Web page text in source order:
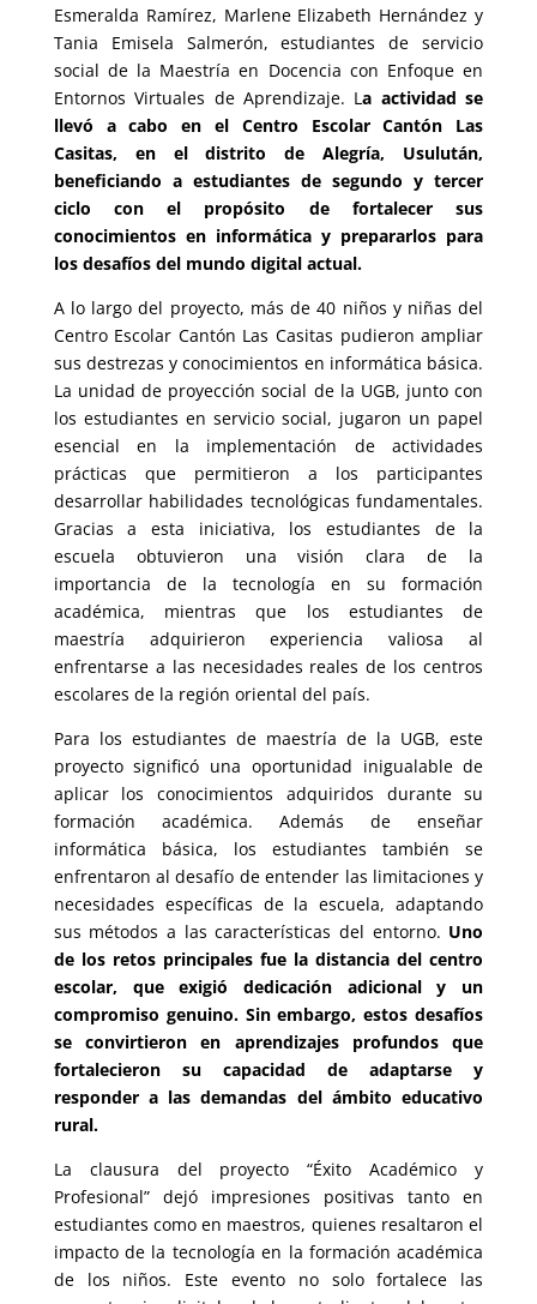
Esmeralda Ramírez, Marlene Elizabeth Hernández y
Tania Emisela Salmerón, estudiantes de servicio
social de la Maestría en Docencia con Enfoque en
Entornos Virtuales de Aprendizaje. La actividad se
llevó a cabo en el Centro Escolar Cantón Las
Casitas, en el distrito de Alegría, Usulután,
beneficiando a estudiantes de segundo y tercer
ciclo con el propósito de fortalecer sus
conocimientos en informática y prepararlos para
los desafíos del mundo digital actual.
A lo largo del proyecto, más de 40 niños y niñas del
Centro Escolar Cantón Las Casitas pudieron ampliar
sus destrezas y conocimientos en informática básica.
La unidad de proyección social de la UGB, junto con
los estudiantes en servicio social, jugaron un papel
esencial en la implementación de actividades
prácticas que permitieron a los participantes
desarrollar habilidades tecnológicas fundamentales.
Gracias a esta iniciativa, los estudiantes de la
escuela obtuvieron una visión clara de la
importancia de la tecnología en su formación
académica, mientras que los estudiantes de
maestría adquirieron experiencia valiosa al
enfrentarse a las necesidades reales de los centros
escolares de la región oriental del país.
Para los estudiantes de maestría de la UGB, este
proyecto significó una oportunidad inigualable de
aplicar los conocimientos adquiridos durante su
formación académica. Además de enseñar
informática básica, los estudiantes también se
enfrentaron al desafío de entender las limitaciones y
necesidades específicas de la escuela, adaptando
sus métodos a las características del entorno. Uno
de los retos principales fue la distancia del centro
escolar, que exigió dedicación adicional y un
compromiso genuino. Sin embargo, estos desafíos
se convirtieron en aprendizajes profundos que
fortalecieron su capacidad de adaptarse y
responder a las demandas del ámbito educativo
rural.
La clausura del proyecto “Éxito Académico y
Profesional” dejó impresiones positivas tanto en
estudiantes como en maestros, quienes resaltaron el
impacto de la tecnología en la formación académica
de los niños. Este evento no solo fortalece las